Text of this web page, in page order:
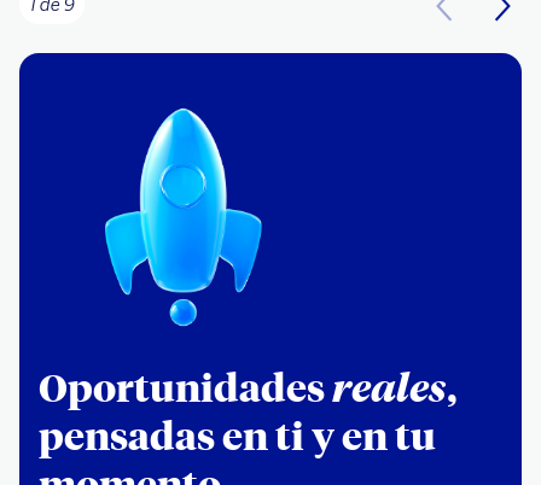
1 de 9
Oportunidadesreales,
pensadas en ti y en tu